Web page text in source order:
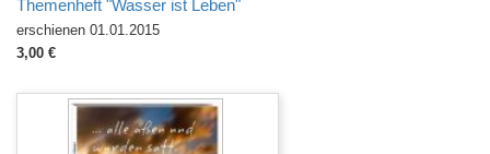
Themenheft "Wasser ist Leben"
erschienen 01.01.2015
3,00 €